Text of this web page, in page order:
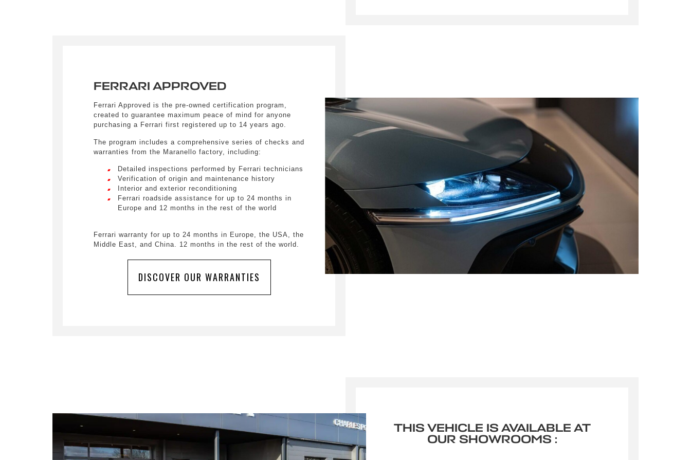
commercial relationship purposes.
Send
RMSO - Jantes en gris orbite brillant
SNDB - Système audio high-end
STC1 - Couleur sur demande pour coutures standard
: Tortora
Système antivol svr - abonnement 1 an (no card)
TIWN - Colonnes roues en titane
ULEZ - Partie haute de l'habitacle en cuir : Nero
XLED - Phares à led à matrice active
FERRARI APPROVED
Ferrari Approved is the pre-owned certification program,
created to guarantee maximum peace of mind for anyone
purchasing a Ferrari first registered up to 14 years ago.
The program includes a comprehensive series of checks and
warranties from the Maranello factory, including:
Detailed inspections performed by Ferrari technicians
Verification of origin and maintenance history
Interior and exterior reconditioning
Ferrari roadside assistance for up to 24 months in
Europe and 12 months in the rest of the world
Ferrari warranty for up to 24 months in Europe, the USA, the
Middle East, and China. 12 months in the rest of the world.
DISCOVER OUR WARRANTIES
THIS VEHICLE IS AVAILABLE AT
OUR SHOWROOMS :